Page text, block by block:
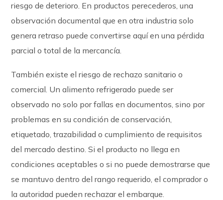
riesgo de deterioro. En productos perecederos, una
observación documental que en otra industria solo
genera retraso puede convertirse aquí en una pérdida
parcial o total de la mercancía.
También existe el riesgo de rechazo sanitario o
comercial. Un alimento refrigerado puede ser
observado no solo por fallas en documentos, sino por
problemas en su condición de conservación,
etiquetado, trazabilidad o cumplimiento de requisitos
del mercado destino. Si el producto no llega en
condiciones aceptables o si no puede demostrarse que
se mantuvo dentro del rango requerido, el comprador o
la autoridad pueden rechazar el embarque.